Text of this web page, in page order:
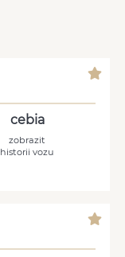
cebia
zobrazit
historii vozu